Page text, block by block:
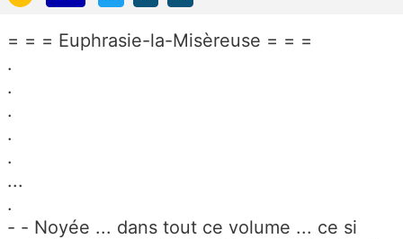
= = = Euphrasie-la-Misèreuse = = =
.
.
.
.
.
...
.
- - Noyée ... dans tout ce volume ... ce si